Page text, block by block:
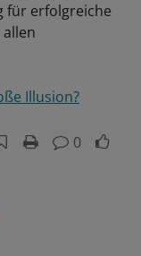
für erfolgreiche
Illusion?
0